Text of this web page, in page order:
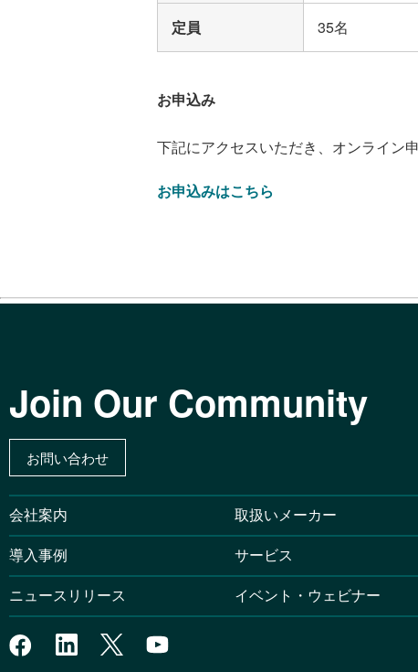
定員 35名
お申込み
下記にアクセスいただき、オンライン
お申込みはこちら
Join Our Community
お問い合わせ
会社案内 取扱いメーカー
導入事例
サービス
ニュースリリース
イベント・ウェビナー